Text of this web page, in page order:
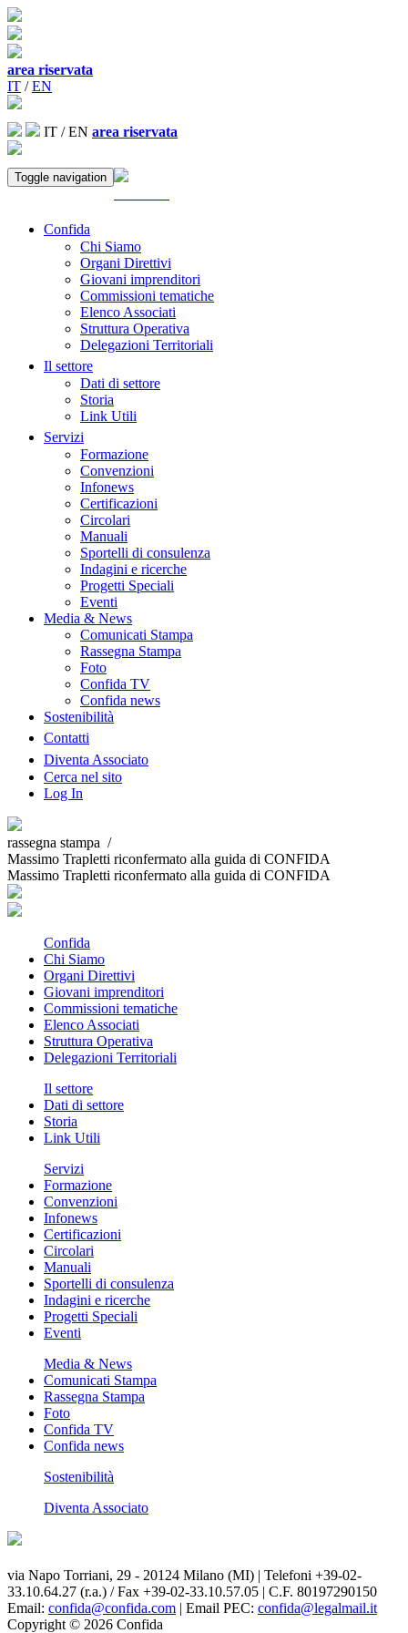
area riservata
IT /EN
IT /EN area riservata
Toggle navigation
Confida
Chi Siamo
Organi Direttivi
Giovani imprenditori
Commissioni tematiche
Elenco Associati
Struttura Operativa
Delegazioni Territoriali
Il settore
Dati di settore
Storia
Link Utili
Servizi
Formazione
Convenzioni
Infonews
Certificazioni
Circolari
Manuali
Sportelli di consulenza
Indagini e ricerche
Progetti Speciali
Eventi
Media & News
Comunicati Stampa
Rassegna Stampa
Foto
Confida TV
Confida news
Sostenibilità
Contatti
Diventa Associato
Cerca nel sito
Log In
rassegna stampa /
Massimo Trapletti riconfermato alla guida di CONFIDA
Massimo Trapletti riconfermato alla guida di CONFIDA
Confida
Chi Siamo
Organi Direttivi
Giovani imprenditori
Commissioni tematiche
Elenco Associati
Struttura Operativa
Delegazioni Territoriali
Il settore
Dati di settore
Storia
Link Utili
Servizi
Formazione
Convenzioni
Infonews
Certificazioni
Circolari
Manuali
Sportelli di consulenza
Indagini e ricerche
Progetti Speciali
Eventi
Media & News
Comunicati Stampa
Rassegna Stampa
Foto
Confida TV
Confida news
Sostenibilità
Diventa Associato
via Napo Torriani, 29 - 20124 Milano (MI) | Telefoni +39-02-
33.10.64.27 (r.a.) / Fax +39-02-33.10.57.05 | C.F. 80197290150
Email: confida@confida.com | Email PEC: confida@legalmail.it
Copyright © 2026 Confida